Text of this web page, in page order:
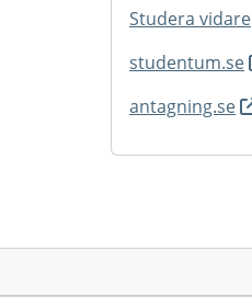
Studera vidare
studentum.se
antagning.se